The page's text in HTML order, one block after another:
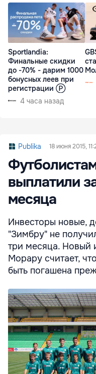
Sportlandia:
Финальные скидки
до -70% - дарим 1000
бонусных леев при
регистрации Ⓟ
4 часа назад
Publika 18 июня 2015,
выплатили
месяца
Инвесторы новые,
"Зимбру" не
три месяца. Новый
Морару считает,
быть погашена